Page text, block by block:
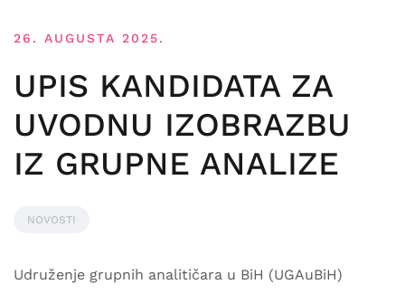
26. AUGUSTA 2025.
UPIS KANDIDATA ZA
UVODNU IZOBRAZBU
IZ GRUPNE ANALIZE
NOVOSTI
Udruženje grupnih analitičara u BiH (UGAuBiH)